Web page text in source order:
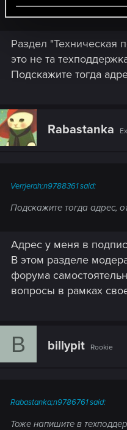
Тоже напишите в
Раздел "Техническая
это не та
Подскажите тогда
Rabastanka
Verrjerah;n9788361 said:
Подскажите тогда адрес,
Адрес у меня в
В этом разделе
форума
вопросы в рамках
B billypit Rookie
Rabastanka;n9786761 said:
Тоже напишите в